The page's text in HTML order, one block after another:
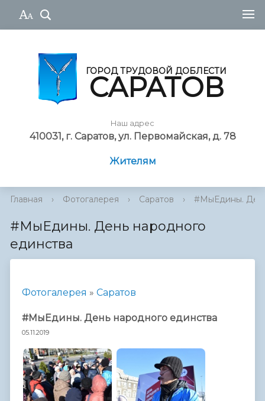
ГОРОД ТРУДОВОЙ ДОБЛЕСТИ
САРАТОВ
Наш адрес
410031, г. Саратов, ул. Первомайская, д. 78
Жителям
Главная › Фотогалерея › Саратов › #МыЕдины.
#МыЕдины. День народного
единства
Фотогалерея » Саратов
#МыЕдины. День народного единства
05.11.2019